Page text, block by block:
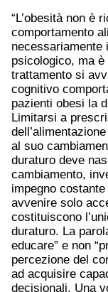
“L’obesità non è
comportamento
necessariamente
psicologico, ma
trattamento si
cognitivo
pazienti obesi la
Limitarsi a
al suo
duraturo deve
cambiamento,
impegno
avvenire solo
costituiscono
duraturo. La
educare” e non
percezione del
ad acquisire
decisionali. Una